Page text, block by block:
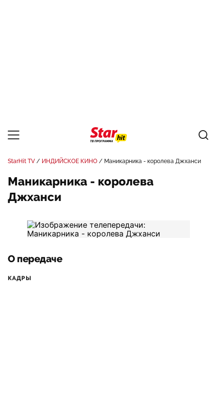
StarHit TV ИНДИЙСКОЕ КИНО Маникарника - королева Джханси
Маникарника - королева
Джханси
О передаче
КАДРЫ